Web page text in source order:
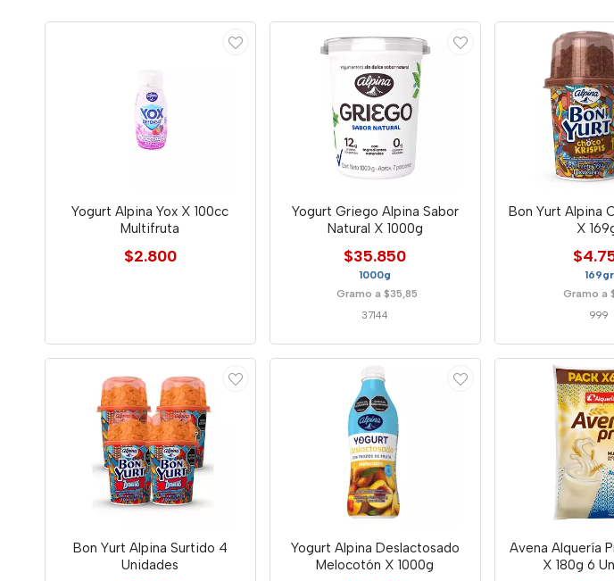
Yogurt Alpina Yox X 100cc
Multifruta
$2.800
Yogurt Griego Alpina Sabor
Natural X 1000g
$35.850
1000g
Gramo a $35,85
37144
Bon Yurt Alpina
X
169gr
Gramo a
999
Bon Yurt Alpina Surtido 4
Unidades
Yogurt Alpina Deslactosado
Melocotón X 1000g
Avena Alquería
X 180g 6